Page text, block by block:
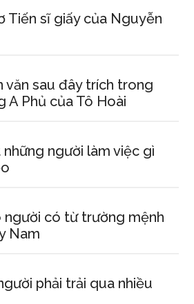
Tiến sĩ giấy của Nguyễn
văn sau đây trích trong
A Phủ của Tô Hoài
người làm việc gì
người có từ trường mệnh
Nam
phải trải qua nhiều